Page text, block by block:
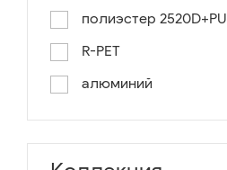
полиэстер 2520D+PU
R-PET
алюминий
пластик